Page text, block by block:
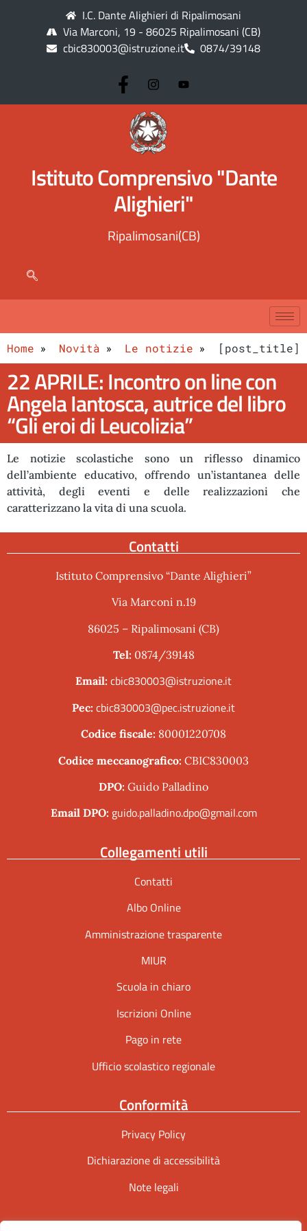
I.C. Dante Alighieri di Ripalimosani
Via Marconi, 19 - 86025 Ripalimosani (CB)
cbic830003@istruzione.it
0874/39148
Istituto Comprensivo "Dante
Alighieri"
Ripalimosani(CB)
Home Novità Le notizie [post_title]
22 APRILE: Incontro on line con
Angela Iantosca, autrice del libro
“Gli eroi di Leucolizia”
Le notizie scolastiche sono un riflesso dinamico
dell’ambiente educativo, offrendo un’istantanea delle
attività, degli eventi e delle realizzazioni che
caratterizzano la vita di una scuola.
Contatti
Istituto Comprensivo “Dante Alighieri”
Via Marconi n.19
86025 – Ripalimosani (CB)
Tel: 0874/39148
Email: cbic830003@istruzione.it
Pec: cbic830003@pec.istruzione.it
Codice fiscale: 80001220708
Codice meccanografico: CBIC830003
DPO: Guido Palladino
Email DPO: guido.palladino.dpo@gmail.com
Collegamenti utili
Contatti
Albo Online
Amministrazione trasparente
MIUR
Scuola in chiaro
Iscrizioni Online
Pago in rete
Ufficio scolastico regionale
Conformità
Privacy Policy
Dichiarazione di accessibilità
Note legali